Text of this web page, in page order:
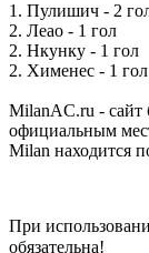
1. Пулишич - 2
2. Леао - 1 гол
2. Нкунку - 1 гол
2. Хименес - 1 гол
MilanAC.ru -
официальным
Milan находится
При
обязательна!